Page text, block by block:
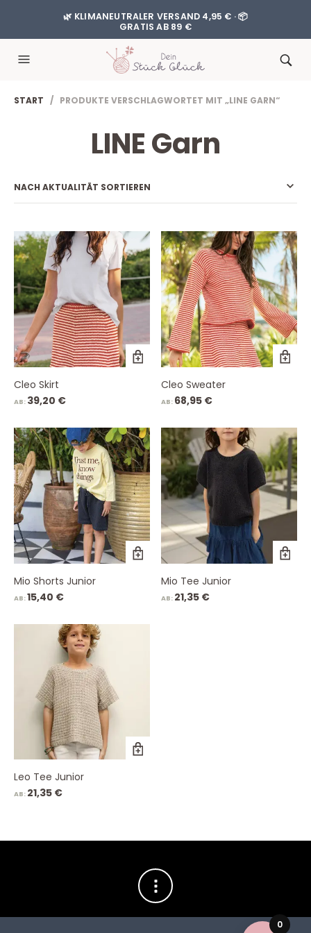
🌿 KLIMANEUTRALER VERSAND 4,95 € · 📦
GRATIS AB 89 €
START / PRODUKTE VERSCHLAGWORTET MIT „LINE GARN“
LINE Garn
Cleo Skirt
AB: 39,20 €
Cleo Sweater
AB: 68,95 €
Mio Shorts Junior
AB:15,40 €
Mio Tee Junior
AB: 21,35 €
Leo Tee Junior
AB: 21,35 €
0